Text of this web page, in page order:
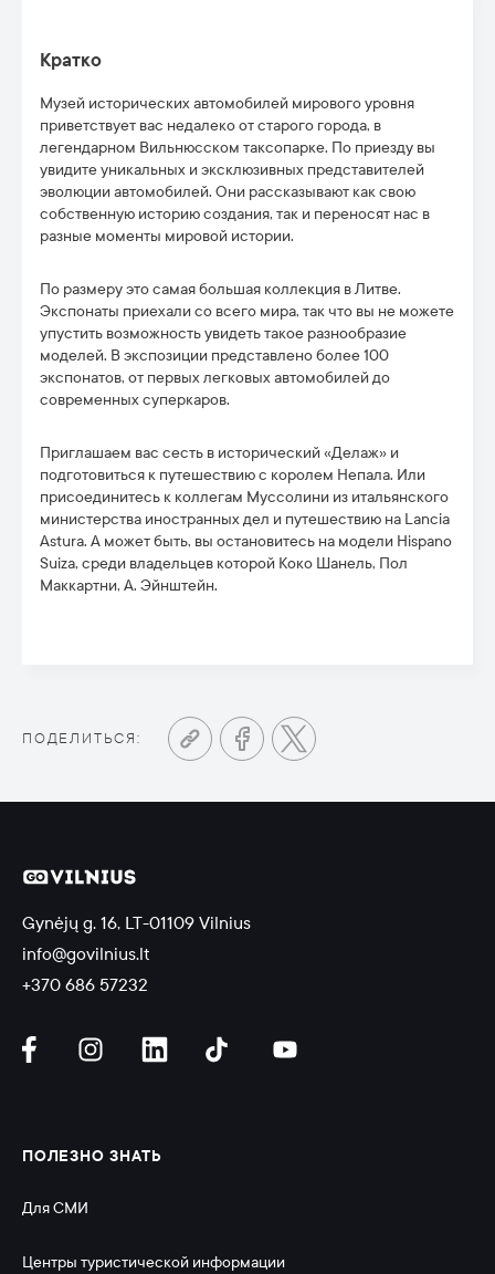
Кратко
Музей исторических автомобилей мирового уровня
приветствует вас недалеко от старого города, в
легендарном Вильнюсском таксопарке. По приезду вы
увидите уникальных и эксклюзивных представителей
эволюции автомобилей. Они рассказывают как свою
собственную историю создания, так и переносят нас в
разные моменты мировой истории.
По размеру это самая большая коллекция в Литве.
Экспонаты приехали со всего мира, так что вы не можете
упустить возможность увидеть такое разнообразие
моделей. В экспозиции представлено более 100
экспонатов, от первых легковых автомобилей до
современных суперкаров.
Приглашаем вас сесть в исторический «Делаж» и
подготовиться к путешествию с королем Непала. Или
присоединитесь к коллегам Муссолини из итальянского
министерства иностранных дел и путешествию на Lancia
Astura. А может быть, вы остановитесь на модели Hispano
Suiza, среди владельцев которой Коко Шанель, Пол
Маккартни, А. Эйнштейн.
ПОДЕЛИТЬСЯ:
Gynėjų g. 16, LT-01109 Vilnius
info@govilnius.lt
+370 686 57232
ПОЛЕЗНО ЗНАТЬ
Для СМИ
Центры туристической информации